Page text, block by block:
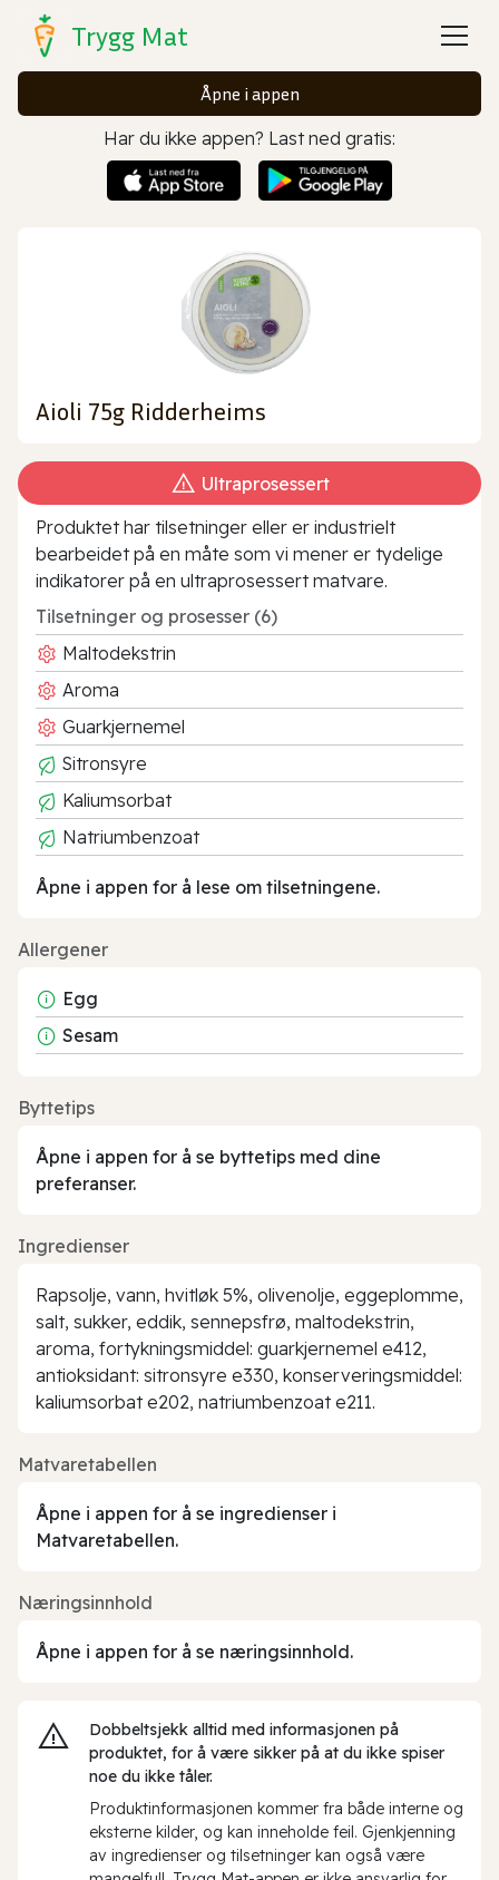
Trygg Mat
Åpne i appen
Har du ikke appen? Last ned gratis:
Aioli 75g Ridderheims
Ultraprosessert
Produktet har tilsetninger eller er industrielt
bearbeidet på en måte som vi mener er tydelige
indikatorer på en ultraprosessert matvare.
Tilsetninger og prosesser (6)
Maltodekstrin
Aroma
Guarkjernemel
Sitronsyre
Kaliumsorbat
Natriumbenzoat
Åpne i appen for å lese om tilsetningene.
Allergener
Egg
Sesam
Byttetips
Åpne i appen for å se byttetips med dine
preferanser.
Ingredienser
Rapsolje, vann, hvitløk 5%, olivenolje, eggeplomme,
salt, sukker, eddik, sennepsfrø, maltodekstrin,
aroma, fortykningsmiddel: guarkjernemel e412,
antioksidant: sitronsyre e330, konserveringsmiddel:
kaliumsorbat e202, natriumbenzoat e211.
Matvaretabellen
Åpne i appen for å se ingredienser i
Matvaretabellen.
Næringsinnhold
Åpne i appen for å se næringsinnhold.
Dobbeltsjekk alltid med informasjonen på
produktet, for å være sikker på at du ikke spiser
noe du ikke tåler.
Produktinformasjonen kommer fra både interne og
eksterne kilder, og kan inneholde feil. Gjenkjenning
av ingredienser og tilsetninger kan også være